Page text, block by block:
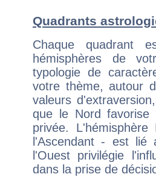
Quadrants
Chaque quadrant
hémisphères de
typologie de
votre thème, autour
valeurs
que le Nord favorise
privée.
l'Ascendant - est
l'Ouest privilégie
dans la prise de